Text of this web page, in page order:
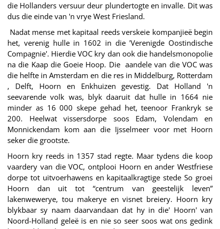
die Hollanders versuur deur plundertogte en invalle. Dit was
dus die einde van 'n vrye West Friesland.
Nadat mense met kapitaal reeds verskeie kompanjieë begin
het, verenig hulle in 1602 in die 'Verenigde Oostindische
Compagnie'. Hierdie VOC kry dan ook die handelsmonopolie
na die Kaap die Goeie Hoop. Die aandele van die VOC was
die helfte in Amsterdam en die res in Middelburg, Rotterdam
, Delft, Hoorn en Enkhuizen gevestig. Dat Holland 'n
seevarende volk was, blyk daaruit dat hulle in 1664 nie
minder as 16 000 skepe gehad het, teenoor Frankryk se
200. Heelwat vissersdorpe soos Edam, Volendam en
Monnickendam kom aan die Ijsselmeer voor met Hoorn
seker die grootste.
Hoorn kry reeds in 1357 stad regte. Maar tydens die koop
vaardery van die VOC, ontplooi Hoorn en ander Westfriese
dorpe tot uitvoerhawens en kapitaalkragtige stede So groei
Hoorn dan uit tot “centrum van geestelijk leven”
lakenwewerye, tou makerye en visnet breiery. Hoorn kry
blykbaar sy naam daarvandaan dat hy in die' Hoorn' van
Noord-Holland geleë is en nie so seer soos wat ons gedink